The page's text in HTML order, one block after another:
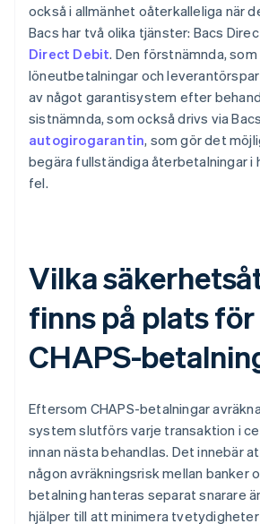
också i allmänhet oåterkalleliga när
Bacs har två olika tjänster: Bacs
Direct Debit. Den förstnämnda,
löneutbetalningar och
av något garantisystem efter
sistnämnda, som också drivs via
autogirogarantin, som gör det
begära fullständiga återbetalningar i
fel.
Vilka
finns på plats för
CHAPS-
Eftersom CHAPS-betalningar
system slutförs varje transaktion i
innan nästa behandlas. Det innebär
någon avräkningsrisk mellan banker
betalning hanteras separat snarare
hjälper till att minimera